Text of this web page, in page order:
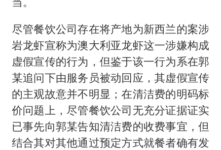
尽管餐饮公司存在将产地为新西兰的案涉
岩龙虾宣称为澳大利亚龙虾这一涉嫌构成
虚假宣传的行为，但鉴于该一行为系在郭
某追问下由服务员被动回应，其虚假宣传
的主观故意并不明显；在清洁费的明码标
价问题上，尽管餐饮公司无充分证据证实
已事先向郭某告知清洁费的收费事宜，但
结合其对其他通过预定方式就餐者确有发